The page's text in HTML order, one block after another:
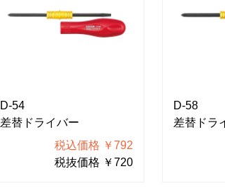
D-54
差替ドライバー
税込価格 ￥792
税抜価格 ￥720
D-58
差替ドラ